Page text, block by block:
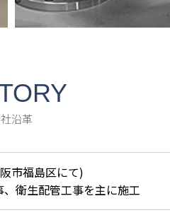
沿革
市福島区にて)
衛生配管工事を主に施工